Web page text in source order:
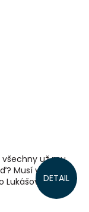
DETAIL
všechny už mu
Musí vymyslet
Lukášovi pak